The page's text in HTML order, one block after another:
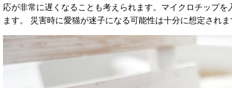
応が非常に遅くなることも考えられます。マイクロチップ
ます。 災害時に愛猫が迷子になる可能性は十分に想定され